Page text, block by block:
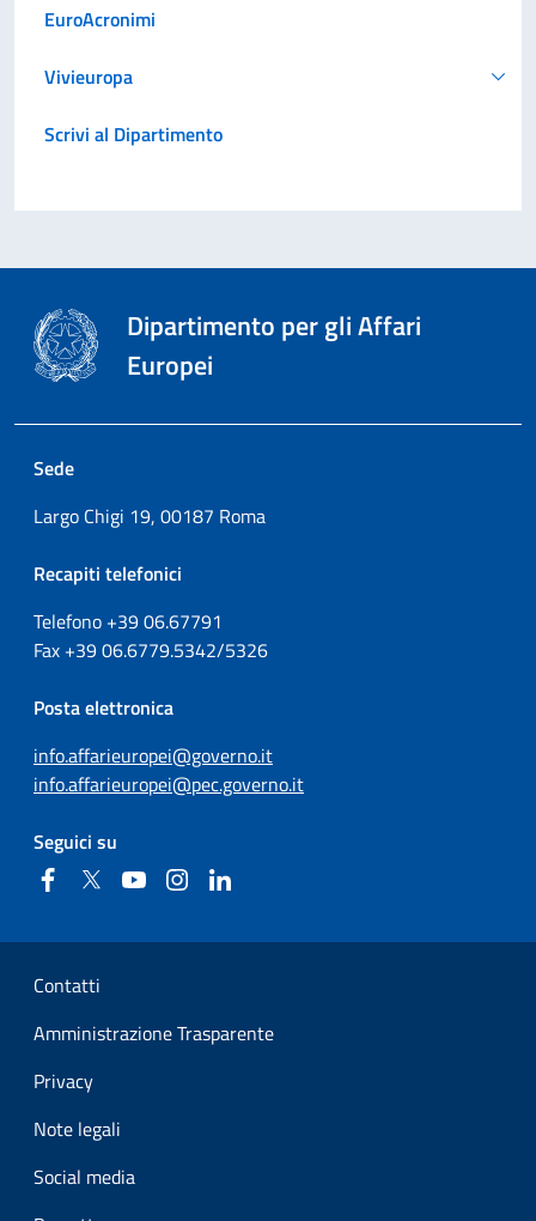
EuroAcronimi
Vivieuropa
Scrivi al Dipartimento
Dipartimento per gli Affari
Europei
Sede
Largo Chigi 19, 00187 Roma
Recapiti telefonici
Telefono +3906.67791
Fax +3906.6779.5342/5326
Posta elettronica
info.affarieuropei@governo.it
info.affarieuropei@pec.governo.it
Seguici su
FacebookTwitter YouTubeInstagram
Sezione Link Utili
Contatti
Amministrazione Trasparente
Privacy
Note legali
Social media